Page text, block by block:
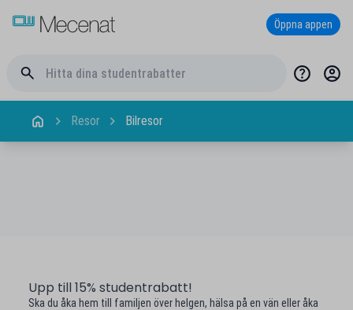
Öppna appen
Resor Bilresor
Upp till 15% studentrabatt!
Ska du åka hem till familjen över helgen, hälsa på en vän eller åka